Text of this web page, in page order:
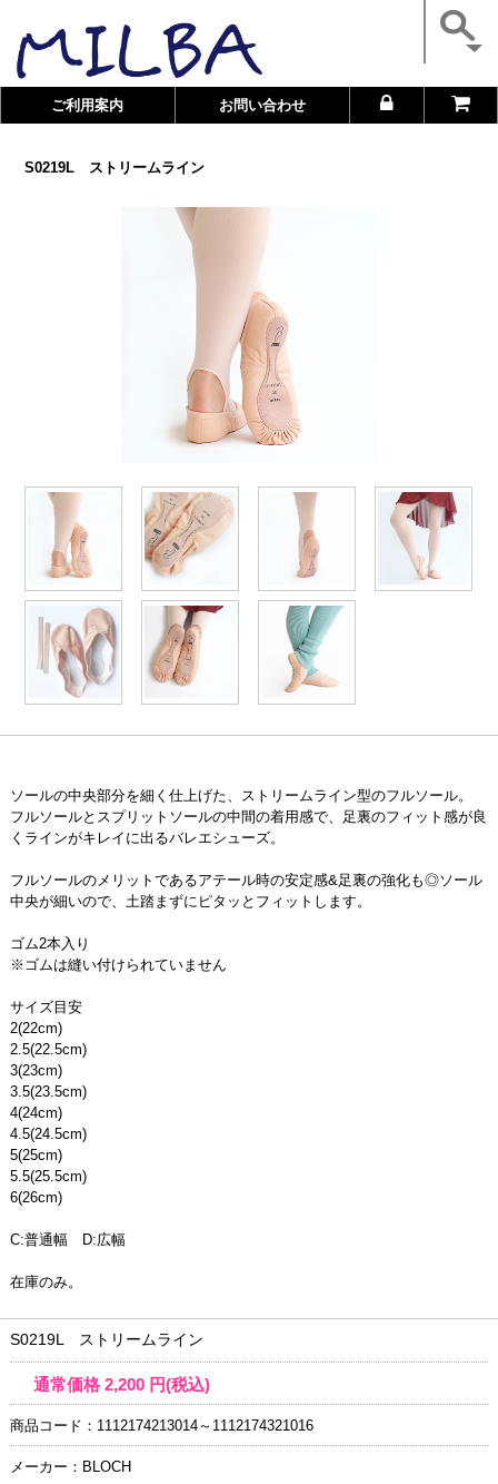
ご利用案内 お問い合わせ
S0219L ストリームライン
ソールの中央部分を細く仕上げた、ストリームライン型のフルソール。
フルソールとスプリットソールの中間の着用感で、足裏のフィット感が良
くラインがキレイに出るバレエシューズ。
フルソールのメリットであるアテール時の安定感&足裏の強化も◎ソール
中央が細いので、土踏まずにピタッとフィットします。
ゴム2本入り
※ゴムは縫い付けられていません
サイズ目安
2(22cm)
2.5(22.5cm)
3(23cm)
3.5(23.5cm)
4(24cm)
4.5(24.5cm)
5(25cm)
5.5(25.5cm)
6(26cm)
C:普通幅 D:広幅
在庫のみ。
S0219L ストリームライン
通常価格 2,200円(税込)
商品コード：1112174213014～1112174321016
メーカー：BLOCH